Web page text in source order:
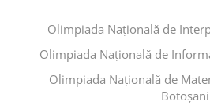
Olimpiada Națională de
Olimpiada Națională de
Olimpiada Națională de
Botoșani